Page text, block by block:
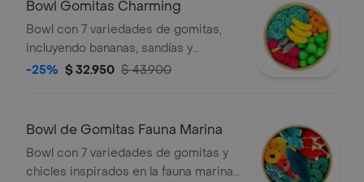
Bowl Gomitas Charming
Bowl con 7 variedades de gomitas,
incluyendo bananas, sandías y
frambuesas, además de chicles y
-25% $ 32.950 $ 43.900
Bowl de Gomitas Fauna Marina
Bowl con 7 variedades de gomitas y
chicles inspirados en la fauna marina.